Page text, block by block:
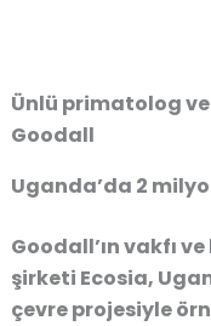
Ünlü primatolog
Goodall
Uganda’da 2
Goodall’ın vakfı
şirketi Ecosia,
çevre projesiyle